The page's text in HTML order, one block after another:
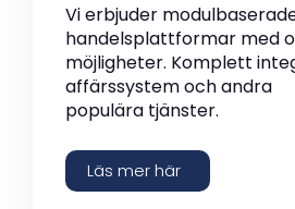
Vi erbjuder
handelsplattformar med
möjligheter. Komplett
affärssystem och andra
populära tjänster.
Läs mer här